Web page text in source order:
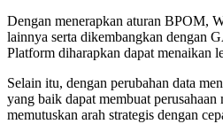
Dengan menerapkan aturan BPOM,
lainnya serta dikembangkan dengan
Platform diharapkan dapat menaikan
Selain itu, dengan perubahan data
yang baik dapat membuat perusahaan
memutuskan arah strategis dengan